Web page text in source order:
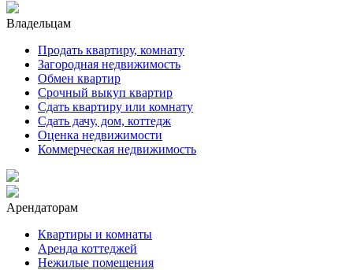
Владельцам
Продать квартиру, комнату
Загородная недвижимость
Обмен квартир
Срочный выкуп квартир
Сдать квартиру или комнату
Сдать дачу, дом, коттедж
Оценка недвижимости
Коммерческая недвижимость
Арендаторам
Квартиры и комнаты
Аренда коттеджей
Нежилые помещения